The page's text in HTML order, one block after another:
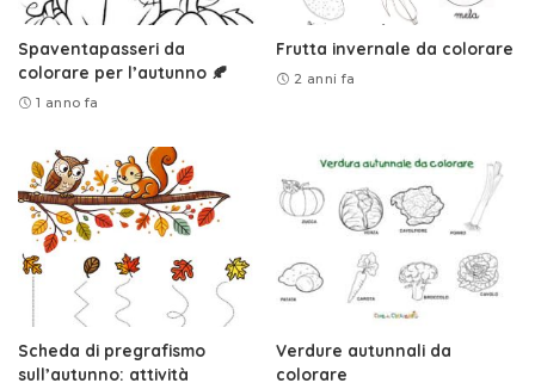
Spaventapasseri da
colorare per l’autunno 🍂
1 anno fa
Frutta invernale da colorare
2 anni fa
Scheda di pregrafismo
sull’autunno: attività
Verdure autunnali da
colorare